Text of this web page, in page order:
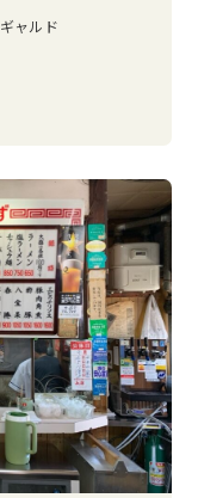
ャルド